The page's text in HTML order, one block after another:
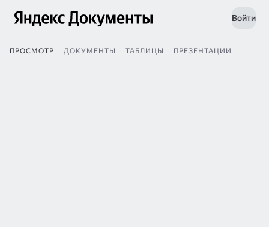
Войти
ПРОСМОТР ДОКУМЕНТЫ ТАБЛИЦЫ ПРЕЗЕНТАЦИИ